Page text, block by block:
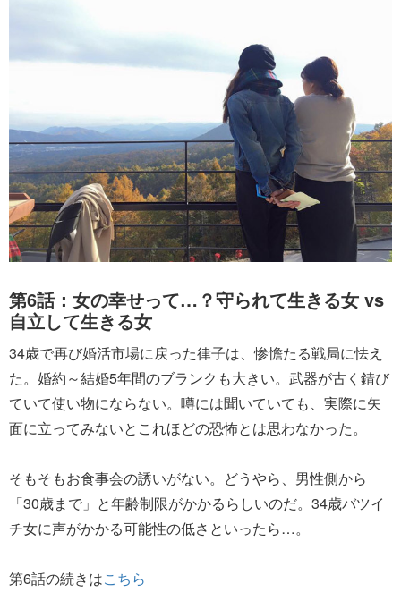
第6話：女の幸せって…？守られて生きる女 vs
自立して生きる女
34歳で再び婚活市場に戻った律子は、惨憺たる戦局に怯え
た。婚約～結婚5年間のブランクも大きい。武器が古く錆び
ていて使い物にならない。噂には聞いていても、実際に矢
面に立ってみないとこれほどの恐怖とは思わなかった。
そもそもお食事会の誘いがない。どうやら、男性側から
「30歳まで」と年齢制限がかかるらしいのだ。34歳バツイ
チ女に声がかかる可能性の低さといったら…。
第6話の続きはこちら